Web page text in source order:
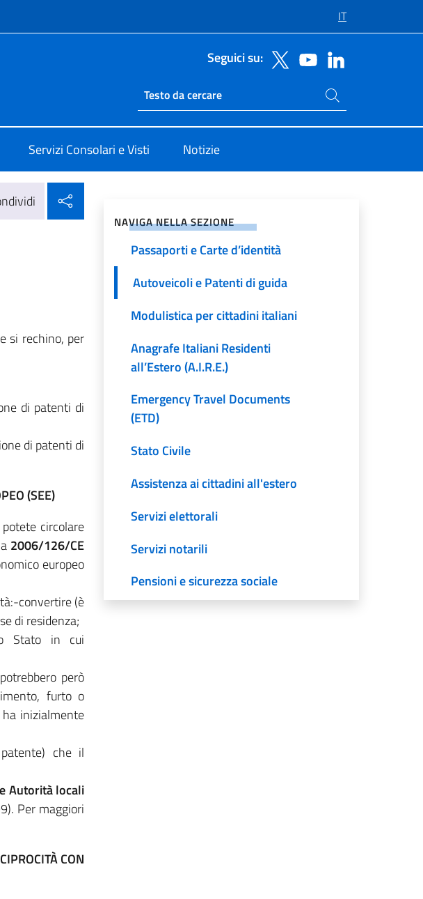
IT
Seguici su:
Ricerca sito live
Cerca nel sito
Servizi Consolari e Visti Notizie
si rechino, per
di patenti di
di patenti di
(SEE)
circolare
2006/126/CE
europeo
convertire (è
di residenza;
Stato in cui
però
furto o
inizialmente
che il
Autorità locali
Per maggiori
CON
NAVIGA NELLA SEZIONE
Passaporti e Carte d’identità
Autoveicoli e Patenti di guida
Modulistica per cittadini italiani
Anagrafe Italiani Residenti
all’Estero (A.I.R.E.)
Emergency Travel Documents
(ETD)
Stato Civile
Assistenza ai cittadini all'estero
Servizi elettorali
Servizi notarili
Pensioni e sicurezza sociale